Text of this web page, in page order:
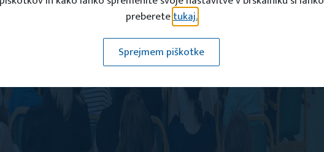
preberetetukaj.
Sprejmem piškotke